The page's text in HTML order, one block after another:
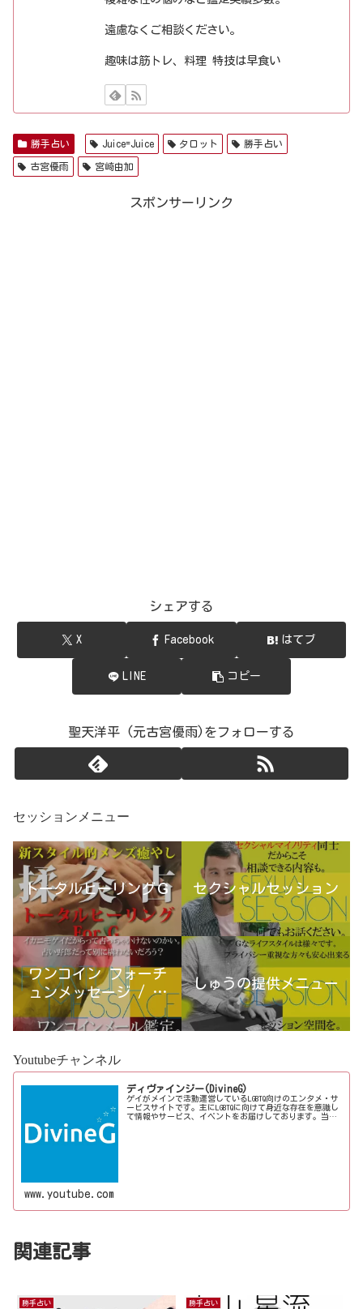
遠慮なくご相談ください。
趣味は筋トレ、料理 特技は早食い
勝手占い Juice=Juice タロット 勝手占い
古宮優雨 宮崎由加
スポンサーリンク
シェアする
X Facebook はてブ
LINE コピー
聖天洋平 (元古宮優雨)をフォローする
セッションメニュー
トータルヒーリングＧ セクシャルセッション
ワンコイン フォーチ
ュンメッセージ / 古
宮優雨
しゅうの提供メニュー
Youtubeチャンネル
ディヴァインジー(DivineG)
ゲイがメインで活動運営しているLGBTQ向けのエンタメ・サ
ービスサイトです。主にLGBTQに向けて身近な存在を意識し
て情報やサービス、イベントをお届けしております。当事
www.youtube.com
関連記事
勝手占い 勝手占い